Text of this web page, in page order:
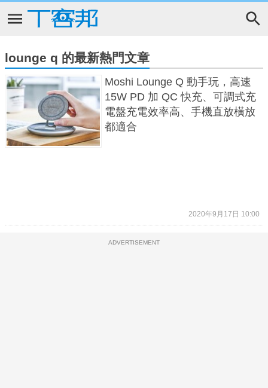
lounge q 的最新熱門文章
Moshi Lounge Q 動手玩，高速
15W PD 加 QC 快充、可調式充
電盤充電效率高、手機直放橫放
都適合
2020年9月17日 10:00
ADVERTISEMENT